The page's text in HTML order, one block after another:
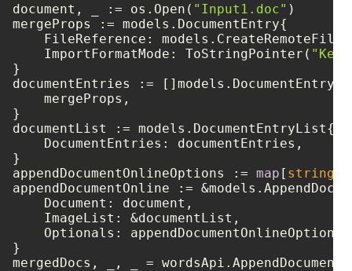
document, _ := os.Open( "Input1.doc" )
mergeProps := models.DocumentEntry{
FileReference:
    ImportFormatMode: ToStringPointer(
}
documentEntries := []models.DocumentEntry{
    mergeProps,
}
documentList := models.DocumentEntryList{
    DocumentEntries: documentEntries,
}
appendDocumentOnlineOptions := map [ string
appendDocumentOnline :=
    Document: document,
    ImageList: &documentList,
    Optionals: appendDocumentOnlineOptions,
}
mergedDocs, _, _ =